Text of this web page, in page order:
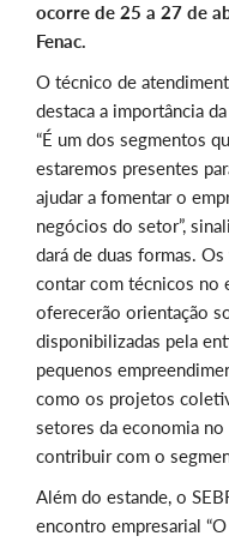
ocorre de 25 a 27 de
Fenac.
O técnico de
destaca a importância
“É um dos segmentos
estaremos presentes
ajudar a fomentar o
negócios do setor”,
dará de duas formas.
contar com técnicos no
oferecerão orientação
disponibilizadas pela
pequenos
como os projetos
setores da economia
contribuir com o
Além do estande, o
encontro empresarial